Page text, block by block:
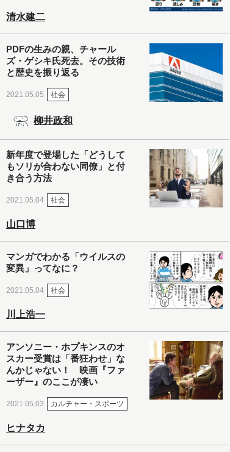
清水建二
PDFの生みの親、チャール
ズ・ゲシキ氏死去。その技術
と歴史を振り返る
2021.05.05 社会
柳井政和
新年度で登場した「どうして
もソリが合わない同僚」と付
き合う方法
2021.05.04 社会
山口博
マンガでわかる「ウイルスの
変異」ってなに？
2021.05.04 社会
川上浩一
アンソニー・ホプキンスのオ
スカー受賞は「番狂わせ」な
んかじゃない！ 映画『ファ
ーザー』のここが凄い
2021.05.03 カルチャー・スポーツ
ヒナタカ